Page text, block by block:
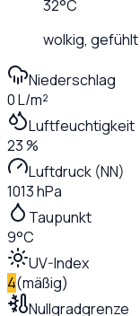
32°C
wolkig, gefühlt
Niederschlag
0 L/m²
Luftfeuchtigkeit
23 %
Luftdruck (NN)
1013 hPa
Taupunkt
9°C
UV-Index
4(mäßig)
Nullgradgrenze